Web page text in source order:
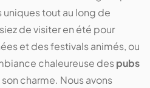
tout au long de
de visiter en été pour
et des festivals animés, ou
chaleureuse despubs
charme. Nous avons